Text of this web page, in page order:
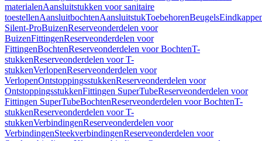
materialenAansluitstukken voor sanitaire
toestellenAansluitbochtenAansluitstukToebehorenBeugels
Silent-ProBuizenReserveonderdelen voor
BuizenFittingenReserveonderdelen voor
FittingenBochtenReserveonderdelen voor BochtenT-
stukkenReserveonderdelen voor T-
stukkenVerlopenReserveonderdelen voor
VerlopenOntstoppingsstukkenReserveonderdelen voor
OntstoppingsstukkenFittingen SuperTubeReserveonderdelen voor
Fittingen SuperTubeBochtenReserveonderdelen voor BochtenT-
stukkenReserveonderdelen voor T-
stukkenVerbindingenReserveonderdelen voor
VerbindingenSteekverbindingenReserveonderdelen voor